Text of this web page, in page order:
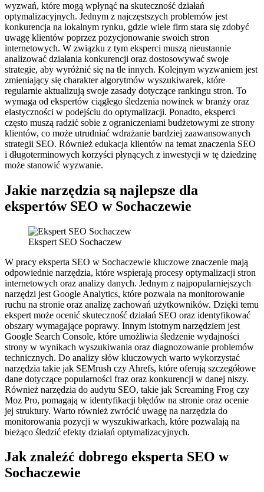
wyzwań, które mogą wpłynąć na skuteczność działań
optymalizacyjnych. Jednym z najczęstszych problemów jest
konkurencja na lokalnym rynku, gdzie wiele firm stara się zdobyć
uwagę klientów poprzez pozycjonowanie swoich stron
internetowych. W związku z tym eksperci muszą nieustannie
analizować działania konkurencji oraz dostosowywać swoje
strategie, aby wyróżnić się na tle innych. Kolejnym wyzwaniem jest
zmieniający się charakter algorytmów wyszukiwarek, które
regularnie aktualizują swoje zasady dotyczące rankingu stron. To
wymaga od ekspertów ciągłego śledzenia nowinek w branży oraz
elastyczności w podejściu do optymalizacji. Ponadto, eksperci
często muszą radzić sobie z ograniczeniami budżetowymi ze strony
klientów, co może utrudniać wdrażanie bardziej zaawansowanych
strategii SEO. Również edukacja klientów na temat znaczenia SEO
i długoterminowych korzyści płynących z inwestycji w tę dziedzinę
może stanowić wyzwanie.
Jakie narzędzia są najlepsze dla
ekspertów SEO w Sochaczewie
Ekspert SEO Sochaczew
W pracy eksperta SEO w Sochaczewie kluczowe znaczenie mają
odpowiednie narzędzia, które wspierają procesy optymalizacji stron
internetowych oraz analizy danych. Jednym z najpopularniejszych
narzędzi jest Google Analytics, które pozwala na monitorowanie
ruchu na stronie oraz analizę zachowań użytkowników. Dzięki temu
ekspert może ocenić skuteczność działań SEO oraz identyfikować
obszary wymagające poprawy. Innym istotnym narzędziem jest
Google Search Console, które umożliwia śledzenie wydajności
strony w wynikach wyszukiwania oraz diagnozowanie problemów
technicznych. Do analizy słów kluczowych warto wykorzystać
narzędzia takie jak SEMrush czy Ahrefs, które oferują szczegółowe
dane dotyczące popularności fraz oraz konkurencji w danej niszy.
Również narzędzia do audytu SEO, takie jak Screaming Frog czy
Moz Pro, pomagają w identyfikacji błędów na stronie oraz ocenie
jej struktury. Warto również zwrócić uwagę na narzędzia do
monitorowania pozycji w wyszukiwarkach, które pozwalają na
bieżąco śledzić efekty działań optymalizacyjnych.
Jak znaleźć dobrego eksperta SEO w
Sochaczewie